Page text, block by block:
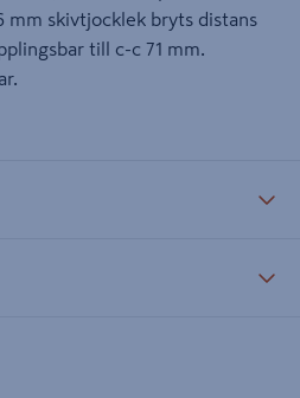
mm skivtjocklek bryts distans
till c-c 71 mm.